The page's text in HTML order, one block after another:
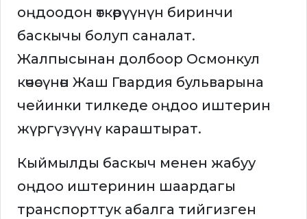
оңдоодон өткөрүүнүн биринчи
баскычы болуп саналат.
Жалпысынан долбоор Осмонкул
көчөсүнөн Жаш Гвардия бульварына
чейинки тилкеде оңдоо иштерин
жүргүзүүнү караштырат.
Кыймылды баскыч менен жабуу
оңдоо иштеринин шаардагы
транспорттук абалга тийгизген